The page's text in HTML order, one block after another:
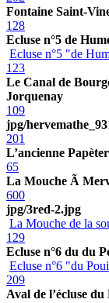
Fontaine Saint-
128
Ecluse n°5 de
Ecluse n°5 "de
123
Le Canal de
Jorquenay
109
jpg/
201
L’ancienne
65
La Mouche Ã
600
jpg/3red-2.jpg
La Mouche de la
129
Ecluse n°6 du du
Ecluse n°6 "du
209
Aval de l’écluse